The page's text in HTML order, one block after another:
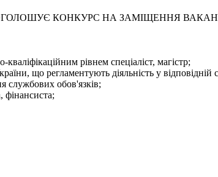
КОНКУРС НА ЗАМІЩЕННЯ
рівнем спеціаліст, магістр;
що регламентують діяльність у відповідній
службових обов'язків;
фінансиста;